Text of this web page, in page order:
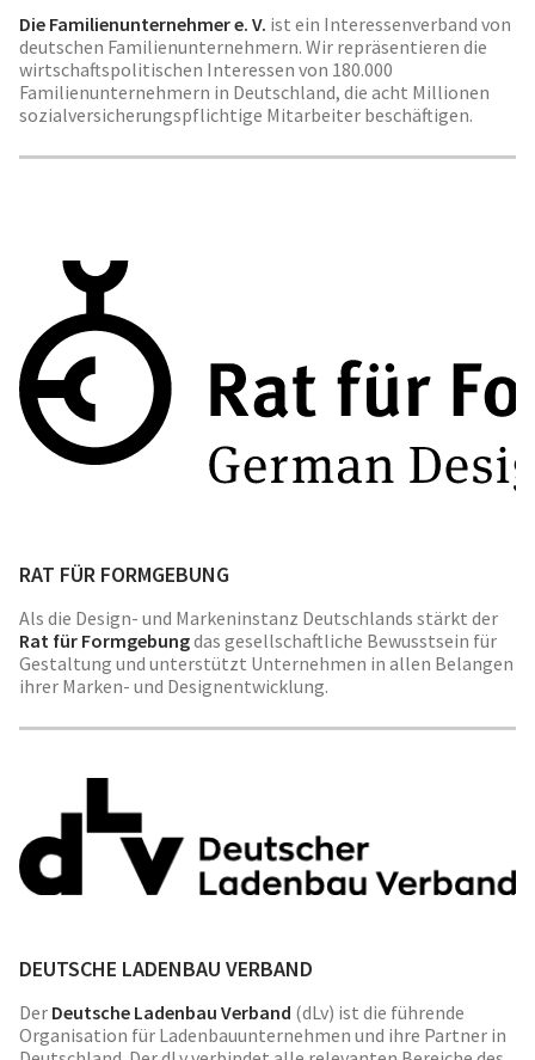
Die Familienunternehmer e. V. ist ein Interessenverband von
deutschen Familienunternehmern. Wir repräsentieren die
wirtschaftspolitischen Interessen von 180.000
Familienunternehmern in Deutschland, die acht Millionen
sozialversicherungspflichtige Mitarbeiter beschäftigen.
RAT FÜR FORMGEBUNG
Als die Design- und Markeninstanz Deutschlands stärkt der
Rat für Formgebungdas gesellschaftliche Bewusstsein für
Gestaltung und unterstützt Unternehmen in allen Belangen
ihrer Marken- und Designentwicklung.
DEUTSCHE LADENBAU VERBAND
Der Deutsche Ladenbau Verband (dLv) ist die führende
Organisation für Ladenbauunternehmen und ihre Partner in